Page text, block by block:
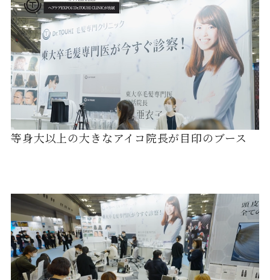
等身大以上の大きなアイコ院長が目印のブース